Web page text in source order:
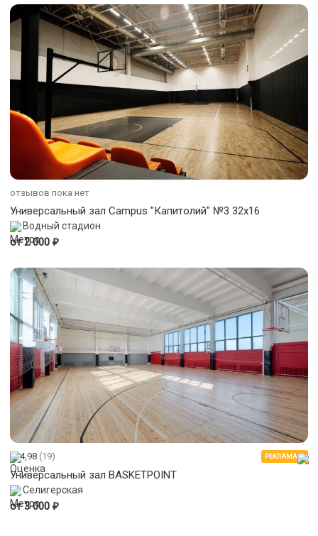
отзывов пока нет
Универсальный зал Campus "Капитолий" №3 32x16
Водный стадион
от 2 000 ₽
4,98 (19) РЕКЛАМА
Универсальный зал BASKETPOINT
Селигерская
от 3 000 ₽